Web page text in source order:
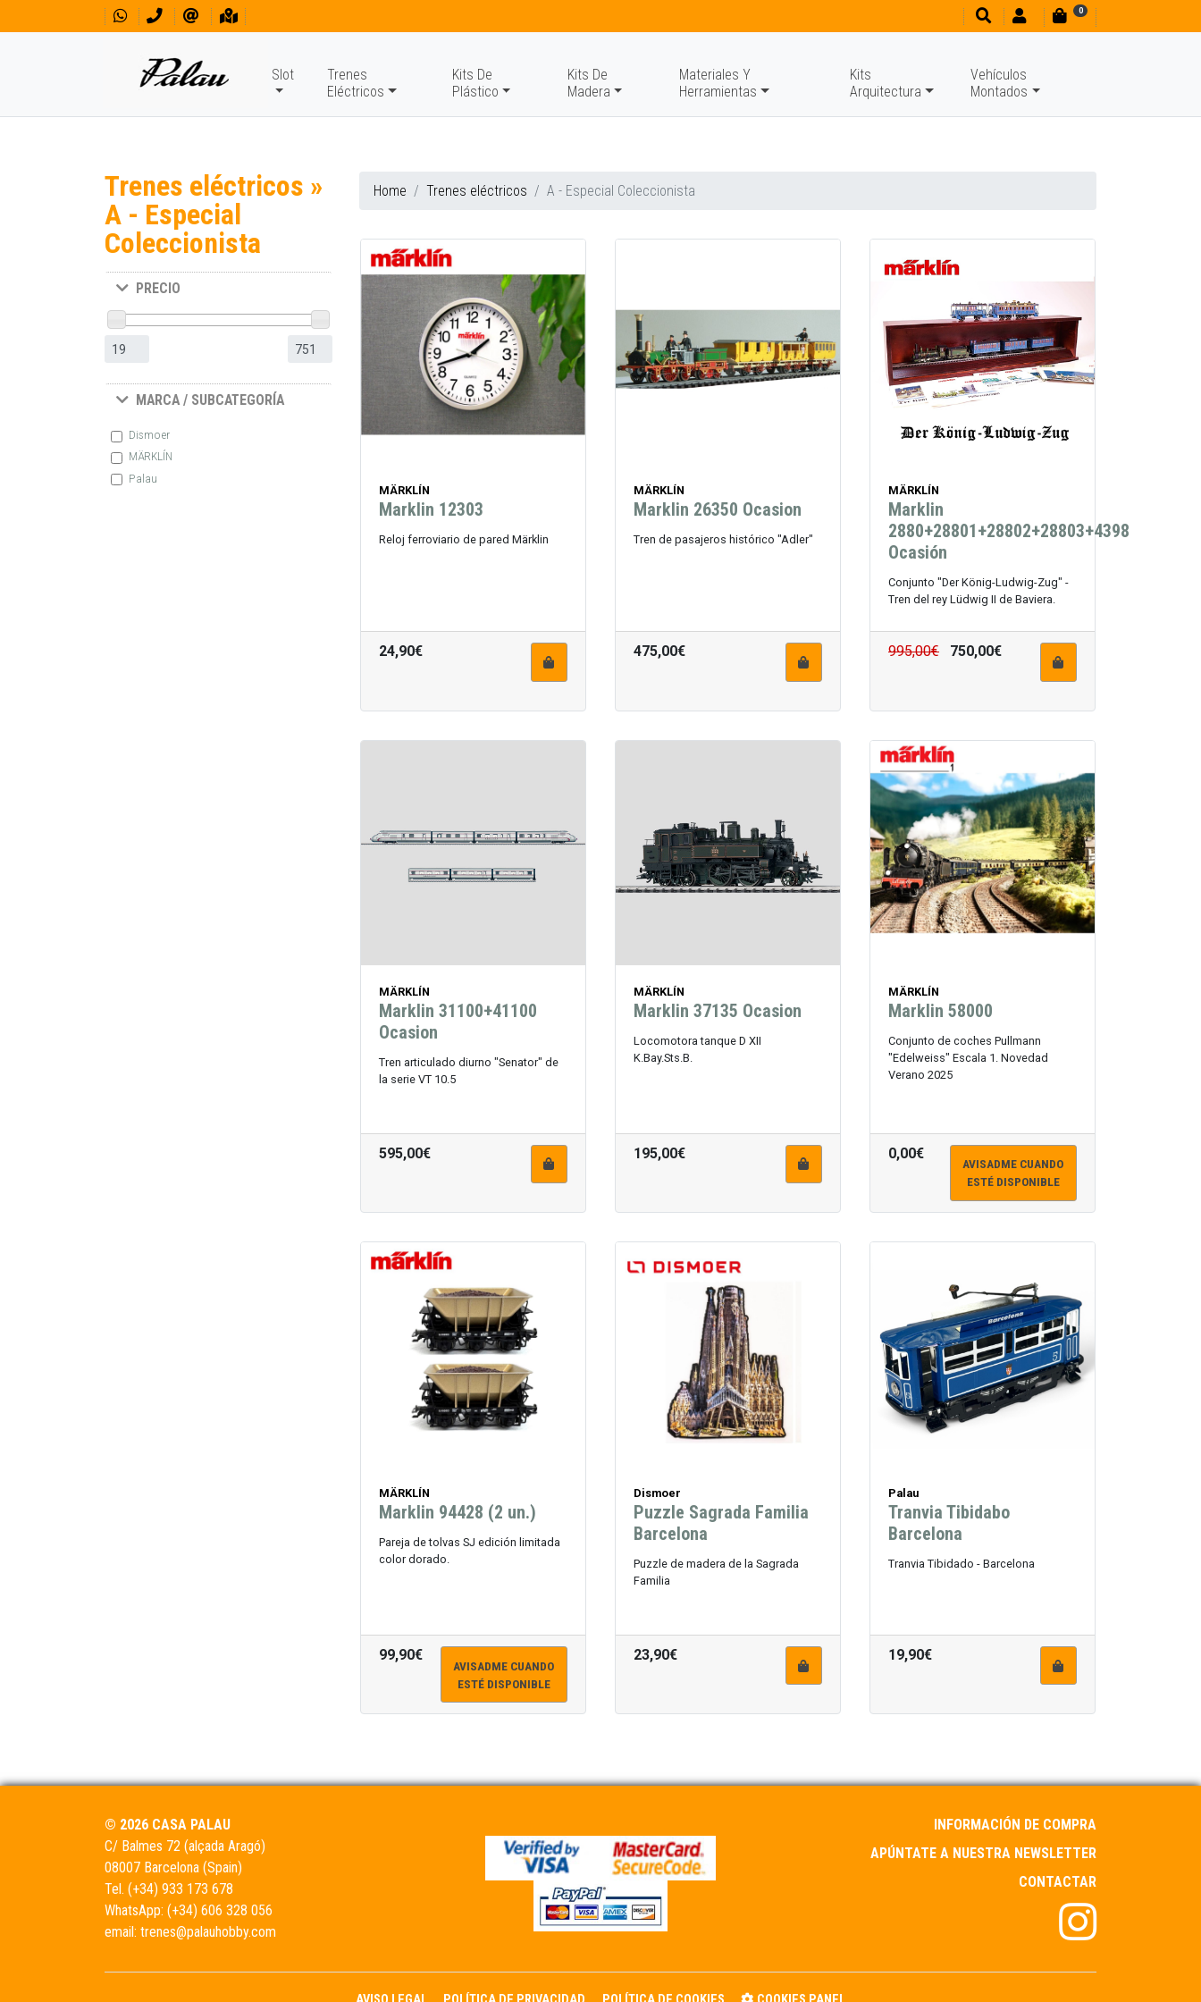
0
Slot
Trenes
Eléctricos
Kits De
Plástico
Kits De
Madera
Materiales Y
Herramientas
Kits
Arquitectura
Vehículos
Montados
Trenes eléctricos »
A - Especial
Coleccionista
PRECIO
MARCA / SUBCATEGORÍA
Dismoer
MÄRKLÍN
Palau
Home Trenes eléctricos A - Especial Coleccionista
MÄRKLÍN
Marklin 12303
Reloj ferroviario de pared Märklin
24,90€
MÄRKLÍN
Marklin 26350 Ocasion
Tren de pasajeros histórico "Adler"
475,00€
MÄRKLÍN
Marklin
2880+28801+28802+28803+4398
Ocasión
Conjunto "Der König-Ludwig-Zug" -
Tren del rey Lüdwig II de Baviera.
995,00€ 750,00€
MÄRKLÍN
Marklin 31100+41100
Ocasion
Tren articulado diurno "Senator" de
la serie VT 10.5
595,00€
MÄRKLÍN
Marklin 37135 Ocasion
Locomotora tanque D XII
K.Bay.Sts.B.
195,00€
MÄRKLÍN
Marklin 58000
Conjunto de coches Pullmann
"Edelweiss" Escala 1. Novedad
Verano 2025
0,00€
AVISADME CUANDO
ESTÉ DISPONIBLE
MÄRKLÍN
Marklin 94428 (2 un.)
Pareja de tolvas SJ edición limitada
color dorado.
99,90€
AVISADME CUANDO
ESTÉ DISPONIBLE
Dismoer
Puzzle Sagrada Familia
Barcelona
Puzzle de madera de la Sagrada
Familia
23,90€
Palau
Tranvia Tibidabo
Barcelona
Tranvia Tibidado - Barcelona
19,90€
© 2026 CASA PALAU
C/ Balmes 72 (alçada Aragó)
08007 Barcelona (Spain)
Tel. (+34) 933 173 678
WhatsApp: (+34) 606 328 056
email: trenes@palauhobby.com
INFORMACIÓN DE COMPRA
APÚNTATE A NUESTRA NEWSLETTER
CONTACTAR